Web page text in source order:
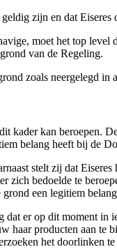
zijn en dat Eiseres
moet het top
van de Regeling.
zoals neergelegd in
kader kan beroepen.
belang heeft bij de
stelt zij dat
zich bedoelde te
een legitiem
er op dit moment in
haar producten aan te
het doorlinken te